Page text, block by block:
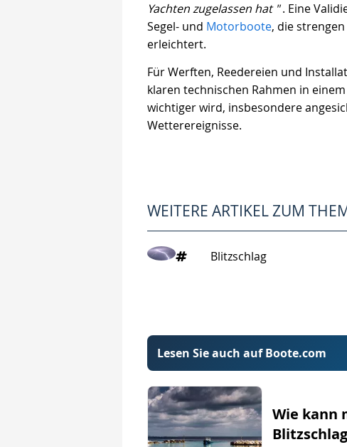
Yachten zugelassen hat ". Eine
Segel- und Motorboote, die
erleichtert.
Für Werften, Reedereien und
klaren technischen Rahmen in
wichtiger wird, insbesondere
Wetterereignisse.
WEITERE ARTIKEL ZUM
Blitzschlag
Lesen Sie auch auf Boote.com
Wie kann